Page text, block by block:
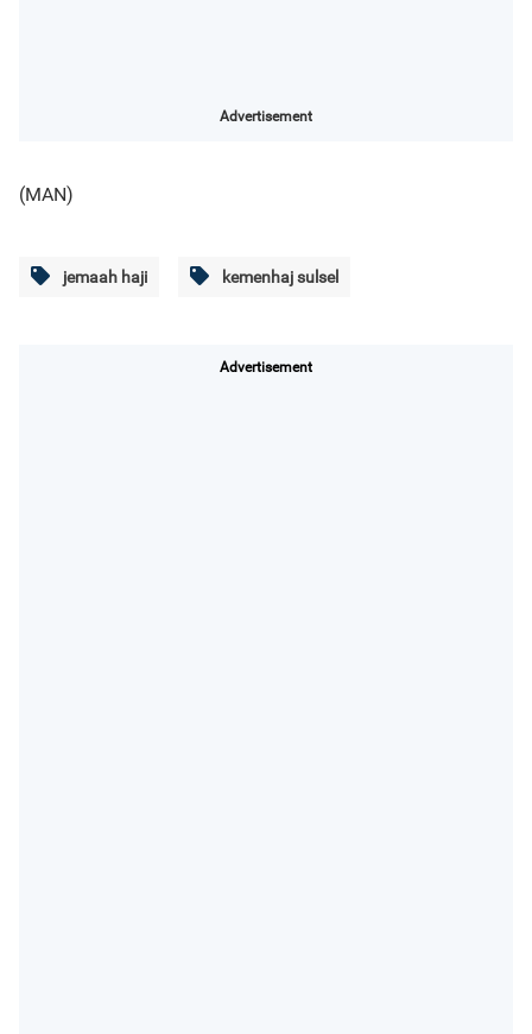
Advertisement
(MAN)
jemaah haji kemenhaj sulsel
Advertisement